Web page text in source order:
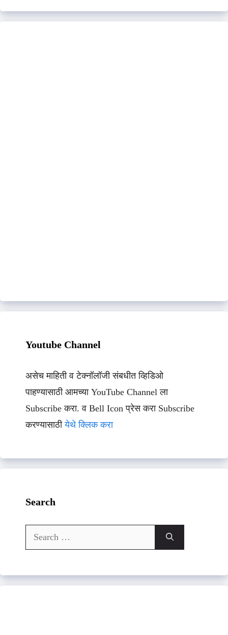
Youtube Channel
असेच माहिती व टेक्नॉलॉजी संबधीत व्हिडिओ
पाहण्यासाठी आमच्या YouTube Channel ला
Subscribe करा. व Bell Icon प्रेस करा Subscribe
करण्यासाठीयेथे क्लिक करा
Search
Search
for: